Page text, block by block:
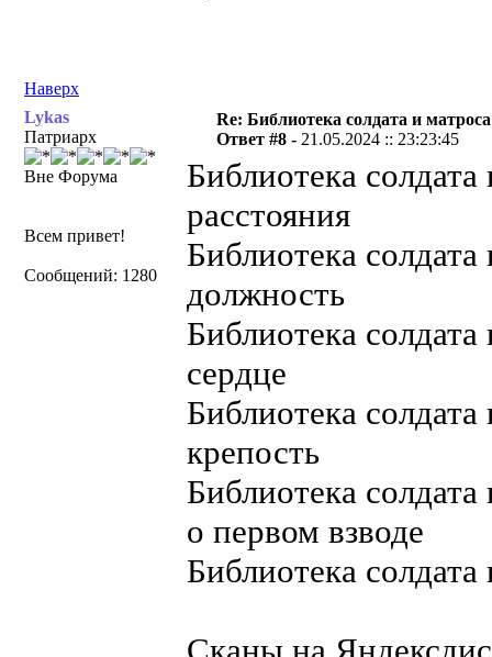
Наверх
Lykas
Патриарх
Вне Форума
Всем привет!
Сообщений: 1280
Re: Библиотека солдата и
Ответ #8 - 21.05.2024 :: 23:23:45
Библиотека
расстояния
Библиотека
должность
Библиотека
сердце
Библиотека
крепость
Библиотека
о первом взводе
Библиотека